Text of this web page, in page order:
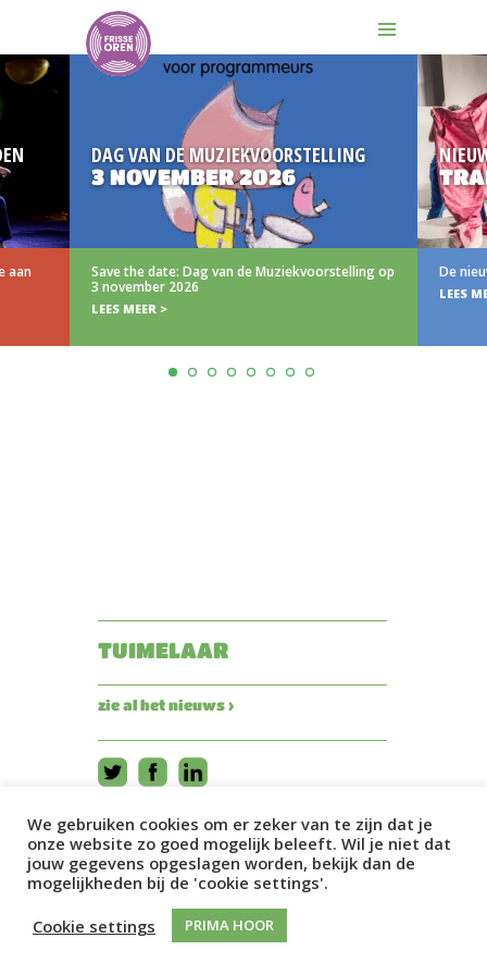
aan
DAG VAN DE MUZIEKVOORSTELLING
3 NOVEMBER 2026
Save the date: Dag van de Muziekvoorstelling op
3 november 2026
LEES MEER >
De
LEES
TUIMELAAR
zie al het nieuws ›
We gebruiken cookies om er zeker van te zijn dat je
onze website zo goed mogelijk beleeft. Wil je niet dat
jouw gegevens opgeslagen worden, bekijk dan de
mogelijkheden bij de 'cookie settings'.
Cookie settings
PRIMA HOOR